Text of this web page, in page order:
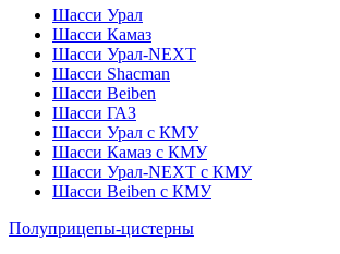
Шасси Урал
Шасси Камаз
Шасси Урал-NEXT
Шасси Shacman
Шасси Beiben
Шасси ГАЗ
Шасси Урал с КМУ
Шасси Камаз с КМУ
Шасси Урал-NEXT с КМУ
Шасси Beiben с КМУ
Полуприцепы-цистерны